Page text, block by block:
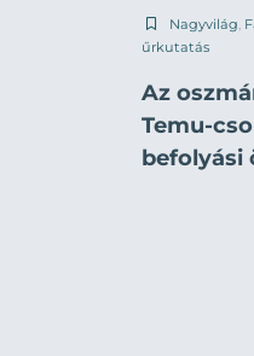
Nagyvilág
űrkutatás
Az
Temu-
befolyási